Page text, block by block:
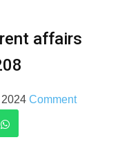
affairs
Comment